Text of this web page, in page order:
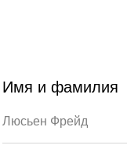
Имя и фамилия